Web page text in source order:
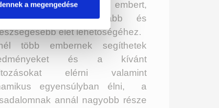
a megengedéseminél több embert,
tudatosabb, hosszabb és
élet lehetőségéhez.
több embernek segíthetek
és a kívánt
elérni valamint
egyensúlyban élni, a
annál nagyobb része